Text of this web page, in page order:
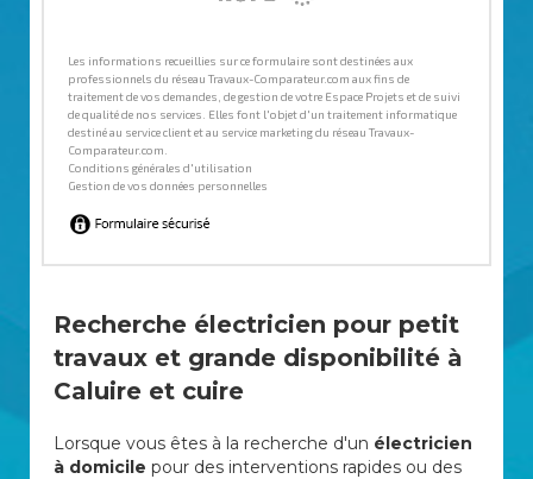
Recherche électricien pour petit
travaux et grande disponibilité à
Caluire et cuire
Lorsque vous êtes à la recherche d'un électricien
à domicile pour des interventions rapides ou des